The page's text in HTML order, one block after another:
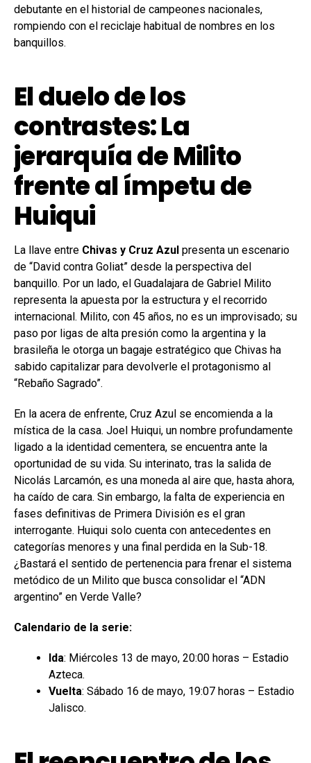
debutante en el historial de campeones nacionales,
rompiendo con el reciclaje habitual de nombres en los
banquillos.
El duelo de los
contrastes: La
jerarquía de Milito
frente al ímpetu de
Huiqui
La llave entre Chivas y Cruz Azul presenta un escenario
de “David contra Goliat” desde la perspectiva del
banquillo. Por un lado, el Guadalajara de Gabriel Milito
representa la apuesta por la estructura y el recorrido
internacional. Milito, con 45 años, no es un improvisado; su
paso por ligas de alta presión como la argentina y la
brasileña le otorga un bagaje estratégico que Chivas ha
sabido capitalizar para devolverle el protagonismo al
“Rebaño Sagrado”.
En la acera de enfrente, Cruz Azul se encomienda a la
mística de la casa. Joel Huiqui, un nombre profundamente
ligado a la identidad cementera, se encuentra ante la
oportunidad de su vida. Su interinato, tras la salida de
Nicolás Larcamón, es una moneda al aire que, hasta ahora,
ha caído de cara. Sin embargo, la falta de experiencia en
fases definitivas de Primera División es el gran
interrogante. Huiqui solo cuenta con antecedentes en
categorías menores y una final perdida en la Sub-18.
¿Bastará el sentido de pertenencia para frenar el sistema
metódico de un Milito que busca consolidar el “ADN
argentino” en Verde Valle?
Calendario de la serie:
Ida: Miércoles 13 de mayo, 20:00 horas – Estadio
Azteca.
Vuelta: Sábado 16 de mayo, 19:07 horas – Estadio
Jalisco.